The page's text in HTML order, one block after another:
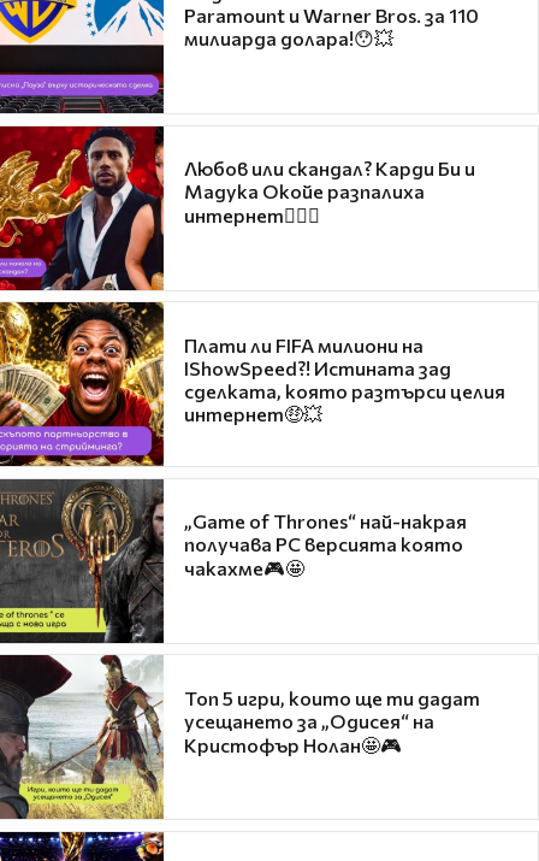
Paramount и Warner Bros. за 110
милиарда долара!😯💥
Любов или скандал? Карди Би и
Мадука Окойе разпалиха
интернет❤️‍🔥🔥
Плати ли FIFA милиони на
IShowSpeed?! Истината зад
сделката, която разтърси целия
интернет🤑💥
„Game of Thrones“ най-накрая
получава PC версията която
чакахме🎮🤩
Топ 5 игри, които ще ти дадат
усещането за „Одисея“ на
Кристофър Нолан🤩🎮